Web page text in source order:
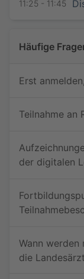
11:25 - 11:45
Häufige
Erst
Teilnahme an
der digitalen
Wann werden
die